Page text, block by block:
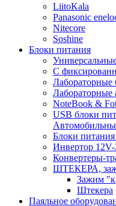
LiitoKala
Panasonic
Nitecore
Soshine
Блоки питания
C
Лабораторные
Лабораторные
NoteBook &
USB блоки
Блоки
Инвертор
Конвертеры-
ШТЕКЕРА,
Зажим
Штекера
Паяльное